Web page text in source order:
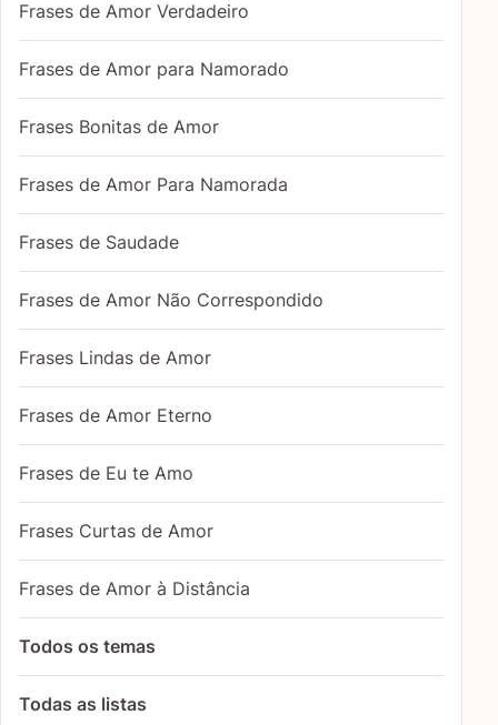
Frases de Amor Verdadeiro
Frases de Amor para Namorado
Frases Bonitas de Amor
Frases de Amor Para Namorada
Frases de Saudade
Frases de Amor Não Correspondido
Frases Lindas de Amor
Frases de Amor Eterno
Frases de Eu te Amo
Frases Curtas de Amor
Frases de Amor à Distância
Todos os temas
Todas as listas